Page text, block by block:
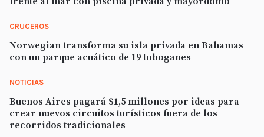
CRUCEROS
Norwegian transforma su isla privada en Bahamas
con un parque acuático de 19 toboganes
NOTICIAS
Buenos Aires pagará $1,5 millones por ideas para
crear nuevos circuitos turísticos fuera de los
recorridos tradicionales